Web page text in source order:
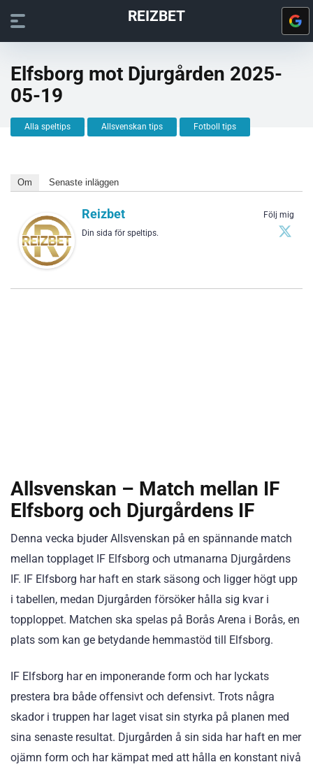
REIZBET
Elfsborg mot Djurgården 2025-
05-19
Alla speltips Allsvenskan tips Fotboll tips
Om Senaste inläggen
Följ mig
Reizbet
Din sida för speltips.
Allsvenskan – Match mellan IF
Elfsborg och Djurgårdens IF
Denna vecka bjuder Allsvenskan på en spännande match
mellan topplaget IF Elfsborg och utmanarna Djurgårdens
IF. IF Elfsborg har haft en stark säsong och ligger högt upp
i tabellen, medan Djurgården försöker hålla sig kvar i
topploppet. Matchen ska spelas på Borås Arena i Borås, en
plats som kan ge betydande hemmastöd till Elfsborg.
IF Elfsborg har en imponerande form och har lyckats
prestera bra både offensivt och defensivt. Trots några
skador i truppen har laget visat sin styrka på planen med
sina senaste resultat. Djurgården å sin sida har haft en mer
ojämn form och har kämpat med att hålla en konstant nivå